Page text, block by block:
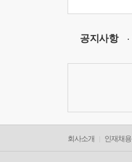
공지사항
회사소개 인재채용